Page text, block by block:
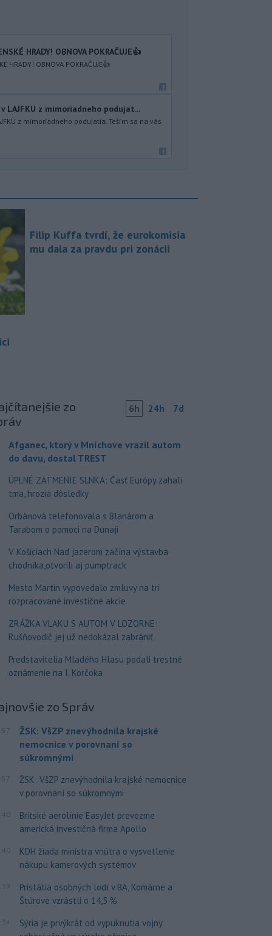
HRADY! OBNOVA POKRAČUJE👍
HRADY! OBNOVA POKRAČUJE👍
LAJFKU z mimoriadneho podujat...
z mimoriadneho podujatia. Teším sa na vás
Filip Kuffa tvrdí, že eurokomisia
mu dala za pravdu pri zonácii
zo
6h 24h 7d
Afganec, ktorý v Mníchove vrazil autom
do davu, dostal TREST
ÚPLNÉ ZATMENIE SLNKA: Časť Európy zahalí
tma, hrozia dôsledky
Orbánová telefonovala s Blanárom a
Tarabom o pomoci na Dunaji
V Košiciach Nad jazerom začína výstavba
chodníka,otvorili aj pumptrack
Mesto Martin vypovedalo zmluvy na tri
rozpracované investičné akcie
ZRÁŽKA VLAKU S AUTOM V LOZORNE:
Rušňovodič jej už nedokázal zabrániť
Predstavitelia Mladého Hlasu podali trestné
oznámenie na I. Korčoka
zo Správ
ŽSK: VšZP znevýhodnila krajské
nemocnice v porovnaní so
súkromnými
ŽSK: VšZP znevýhodnila krajské nemocnice
v porovnaní so súkromnými
Britské aerolínie EasyJet prevezme
americká investičná firma Apollo
KDH žiada ministra vnútra o vysvetlenie
nákupu kamerových systémov
Pristátia osobných lodí v BA, Komárne a
Štúrove vzrástli o 14,5 %
Sýria je prvýkrát od vypuknutia vojny